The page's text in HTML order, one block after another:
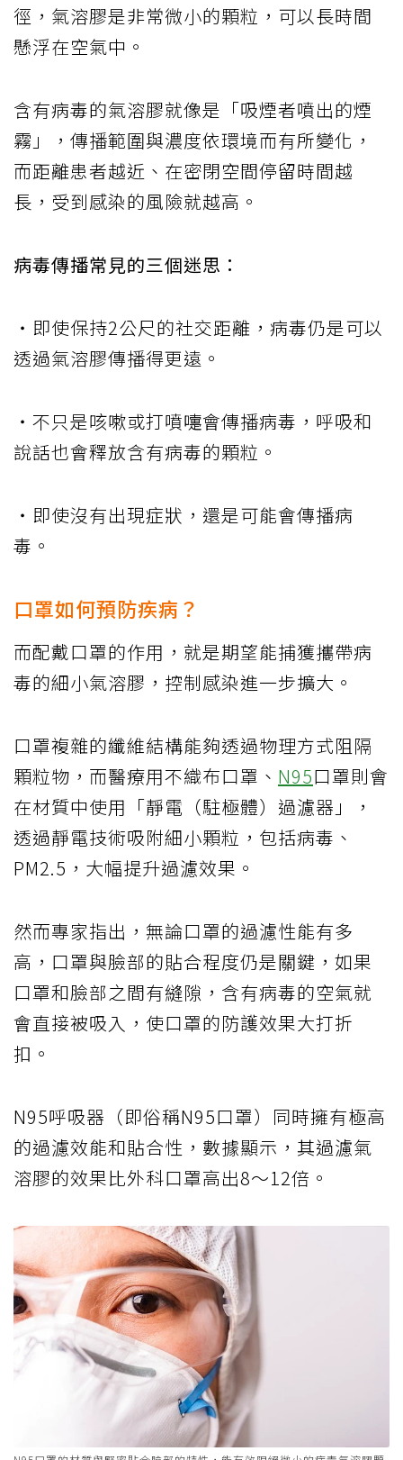
徑，氣溶膠是非常微小的顆粒，可以長時間
懸浮在空氣中。
含有病毒的氣溶膠就像是「吸煙者噴出的煙
霧」，傳播範圍與濃度依環境而有所變化，
而距離患者越近、在密閉空間停留時間越
長，受到感染的風險就越高。
病毒傳播常見的三個迷思：
・即使保持2公尺的社交距離，病毒仍是可以
透過氣溶膠傳播得更遠。
・不只是咳嗽或打噴嚏會傳播病毒，呼吸和
說話也會釋放含有病毒的顆粒。
・即使沒有出現症狀，還是可能會傳播病
毒。
口罩如何預防疾病？
而配戴口罩的作用，就是期望能捕獲攜帶病
毒的細小氣溶膠，控制感染進一步擴大。
口罩複雜的纖維結構能夠透過物理方式阻隔
顆粒物，而醫療用不織布口罩、 N95口罩則會
在材質中使用「靜電（駐極體）過濾器」，
透過靜電技術吸附細小顆粒，包括病毒、
PM2.5，大幅提升過濾效果。
然而專家指出，無論口罩的過濾性能有多
高，口罩與臉部的貼合程度仍是關鍵，如果
口罩和臉部之間有縫隙，含有病毒的空氣就
會直接被吸入，使口罩的防護效果大打折
扣。
N95呼吸器（即俗稱N95口罩）同時擁有極高
的過濾效能和貼合性，數據顯示，其過濾氣
溶膠的效果比外科口罩高出8～12倍。